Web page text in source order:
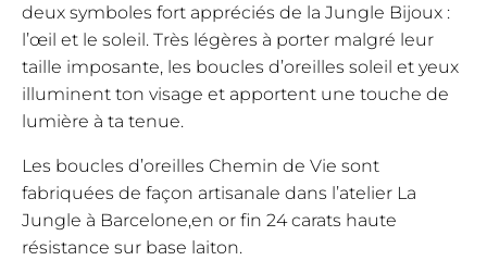
était :
59,00€.
est :
49,00€.
deux symboles fort appréciés de la Jungle Bijoux :
l’œil et le soleil. Très légères à porter malgré leur
taille imposante, les boucles d’oreilles soleil et yeux
illuminent ton visage et apportent une touche de
lumière à ta tenue.
Les boucles d’oreilles Chemin de Vie sont
fabriquées de façon artisanale dans l’atelier La
Jungle à Barcelone,en or fin 24 carats haute
résistance sur base laiton.